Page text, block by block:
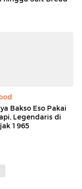
Bakso Eso Pakai
Legendaris di
1965